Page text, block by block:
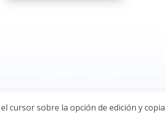
el cursor sobre la opción de edición y